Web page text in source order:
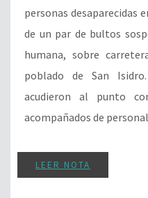
personas desaparecidas
de un par de bultos
humana, sobre
poblado de San
acudieron al punto
acompañados de
LEER NOTA